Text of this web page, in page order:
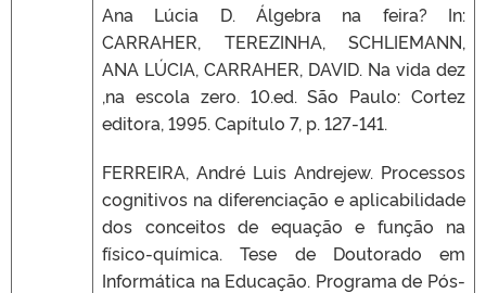
Ana Lúcia D. Álgebra na feira? In:
CARRAHER, TEREZINHA, SCHLIEMANN,
ANA LÚCIA, CARRAHER, DAVID. Na vida dez
,na escola zero. 10.ed. São Paulo: Cortez
editora, 1995. Capítulo 7, p. 127-141.
FERREIRA, André Luis Andrejew. Processos
cognitivos na diferenciação e aplicabilidade
dos conceitos de equação e função na
físico-química. Tese de Doutorado em
Informática na Educação. Programa de Pós-